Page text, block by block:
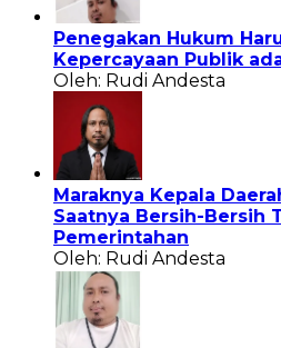
Penegakan Hukum
Kepercayaan Publik
Oleh: Rudi Andesta
Maraknya Kepala
Saatnya Bersih-Bersih
Pemerintahan
Oleh: Rudi Andesta